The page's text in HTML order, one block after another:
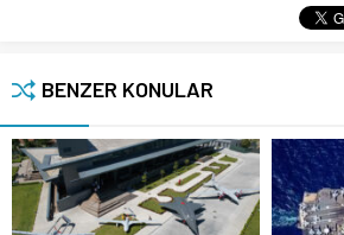
BENZER KONULAR